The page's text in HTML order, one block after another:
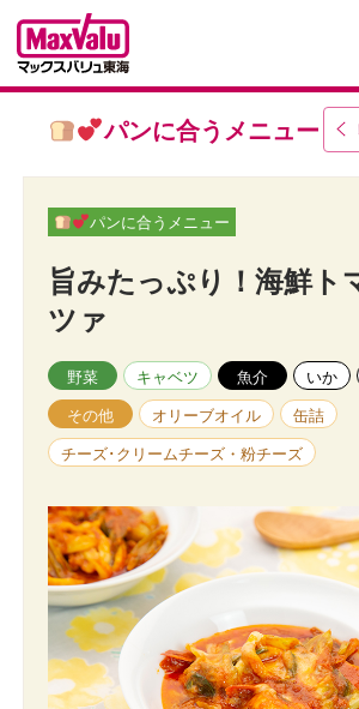
パンに合うメニュー
パンに合うメニュー
旨みたっぷり！海鮮ト
ツァ
野菜 キャベツ 魚介 いか
その他 オリーブオイル 缶詰
チーズ･クリームチーズ・粉チーズ